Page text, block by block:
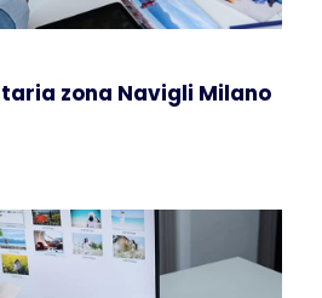
zona Navigli Milano